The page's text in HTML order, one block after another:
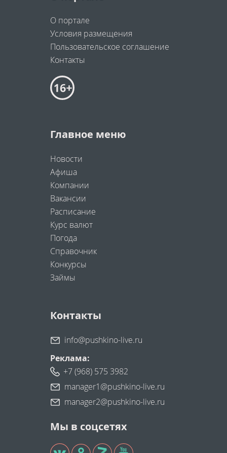
О портале
Условия размещения
Пользовательское соглашение
Контакты
Главное меню
Новости
Афиша
Компании
Вакансии
Расписание
Курс валют
Погода
Справочник
Конкурсы
Займы
Контакты
info@pushkino-live.ru
Реклама:
+7 (968) 575 3982
manager1@pushkino-live.ru
manager2@pushkino-live.ru
Мы в соцсетях